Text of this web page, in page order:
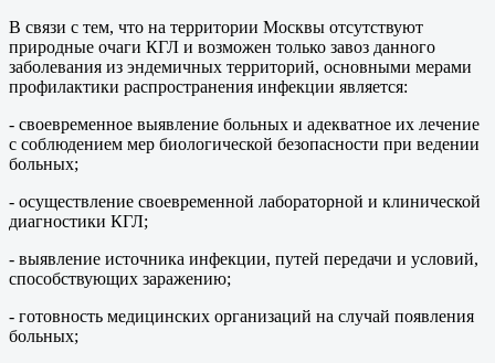
В связи с тем, что на территории Москвы отсутствуют
природные очаги КГЛ и возможен только завоз данного
заболевания из эндемичных территорий, основными мерами
профилактики распространения инфекции является:
- своевременное выявление больных и адекватное их лечение
с соблюдением мер биологической безопасности при ведении
больных;
- осуществление своевременной лабораторной и клинической
диагностики КГЛ;
- выявление источника инфекции, путей передачи и условий,
способствующих заражению;
- готовность медицинских организаций на случай появления
больных;